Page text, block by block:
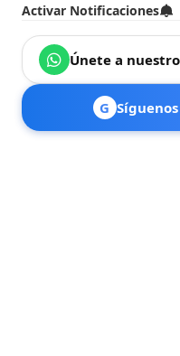
Activar Notificaciones
Únete a
G